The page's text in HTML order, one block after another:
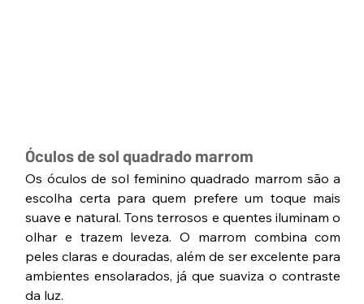
Óculos de sol quadrado marrom
Os óculos de sol feminino quadrado marrom são a
escolha certa para quem prefere um toque mais
suave e natural. Tons terrosos e quentes iluminam o
olhar e trazem leveza. O marrom combina com
peles claras e douradas, além de ser excelente para
ambientes ensolarados, já que suaviza o contraste
da luz.